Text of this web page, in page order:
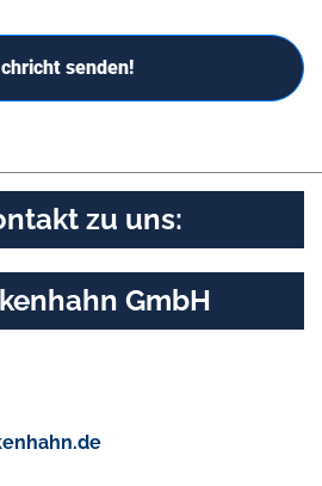
senden!
zu uns:
GmbH